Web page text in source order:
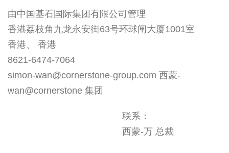
由中国基石国际集团有限公司管理
香港荔枝角九龙永安街63号环球闸大厦1001室
香港、 香港
8621-6474-7064
simon-wan@cornerstone-group.com 西蒙-
wan@cornerstone 集团
联系：
西蒙-万 总裁